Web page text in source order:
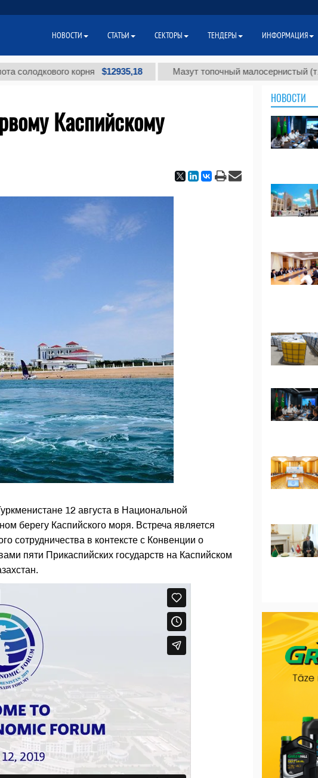
корня $12935,18 Мазут топочный малосернистый (т.) $300
Каспийскому
12 августа в Национальной
берегу Каспийского моря. Встреча является
сотрудничества в контексте с Конвенции о
пяти Прикаспийских государств на Каспийском
НОВОСТИ
НОВОСТИ СТАТЬИ СЕКТОРЫ ТЕНДЕРЫ ИНФОРМАЦИЯ